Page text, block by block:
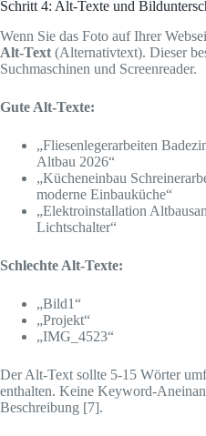
Schritt 4: Alt-Texte und
Wenn Sie das Foto auf Ihrer
Alt-Text (Alternativtext). Dieser
Suchmaschinen und Screenreader.
Gute Alt-Texte:
„Fliesenlegerarbeiten
Altbau 2026“
„Kücheneinbau
moderne Einbauküche“
„Elektroinstallation
Lichtschalter“
Schlechte Alt-Texte:
„Bild1“
„Projekt“
„IMG_4523“
Der Alt-Text sollte 5-15 Wörter
enthalten. Keine Keyword-
Beschreibung [7].